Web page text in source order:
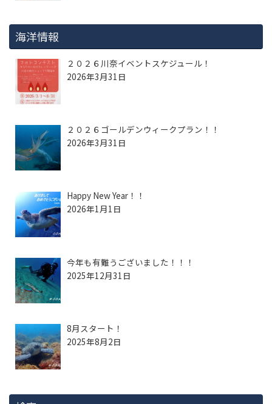
海洋情報
２０２６川奈イベントスケジュール！
2026年3月31日
２０２６ゴールデンウィークプラン！！
2026年3月31日
Happy New Year！！
2026年1月1日
今年も有難うございました！！！
2025年12月31日
8月スタート！
2025年8月2日